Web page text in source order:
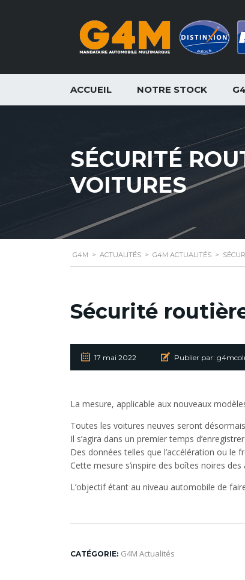
ACCUEIL NOTRE STOCK
SÉCURITÉ
VOITURES
G4M > ACTUALITÉS > G4M ACTUALITÉS >
Sécurité
17 mai 2022 Publier par:
La mesure, applicable aux nouveaux
Toutes les voitures neuves seront
Il s’agira dans un premier temps
Des données telles que l’accélération ou
Cette mesure s’inspire des boîtes noires
L’objectif étant au niveau automobile de
CATÉGORIE: G4M Actualités